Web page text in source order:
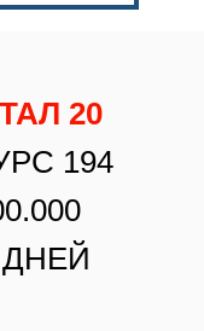
20
194
ДНЕЙ